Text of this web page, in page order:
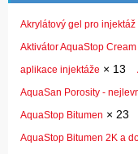
Akrylátový gel pro injektáž
Aktivátor AquaStop
aplikace injektáže × 13
AquaSan Porosity -
AquaStop Bitumen × 23
AquaStop Bitumen 2K a